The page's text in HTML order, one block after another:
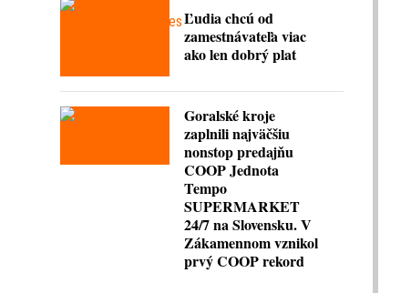
Ľudia chcú od
zamestnávateľa viac
ako len dobrý plat
Goralské kroje
zaplnili najväčšiu
nonstop predajňu
COOP Jednota
Tempo
SUPERMARKET
24/7 na Slovensku. V
Zákamennom vznikol
prvý COOP rekord